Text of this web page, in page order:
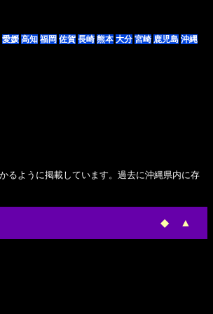
愛媛 高知 福岡 佐賀 長崎 熊本 大分 宮崎 鹿児島 沖縄
るように掲載しています。過去に沖縄県内に存
◆ ▲